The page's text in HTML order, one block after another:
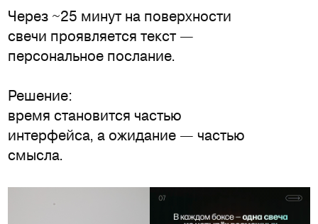
Через ~25 минут на поверхности
свечи проявляется текст —
персональное послание.
Решение:
время становится частью
интерфейса, а ожидание — частью
смысла.